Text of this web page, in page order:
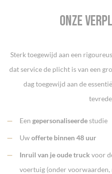
Onze
Sterk toegewijd aan een
dat service de plicht is van een
dag toegewijd aan de
Een gepersonaliseerdestudie
Uwofferte binnen 48 uur
Inruil van je oude truck voor
voertuig (onder voorwaarden,